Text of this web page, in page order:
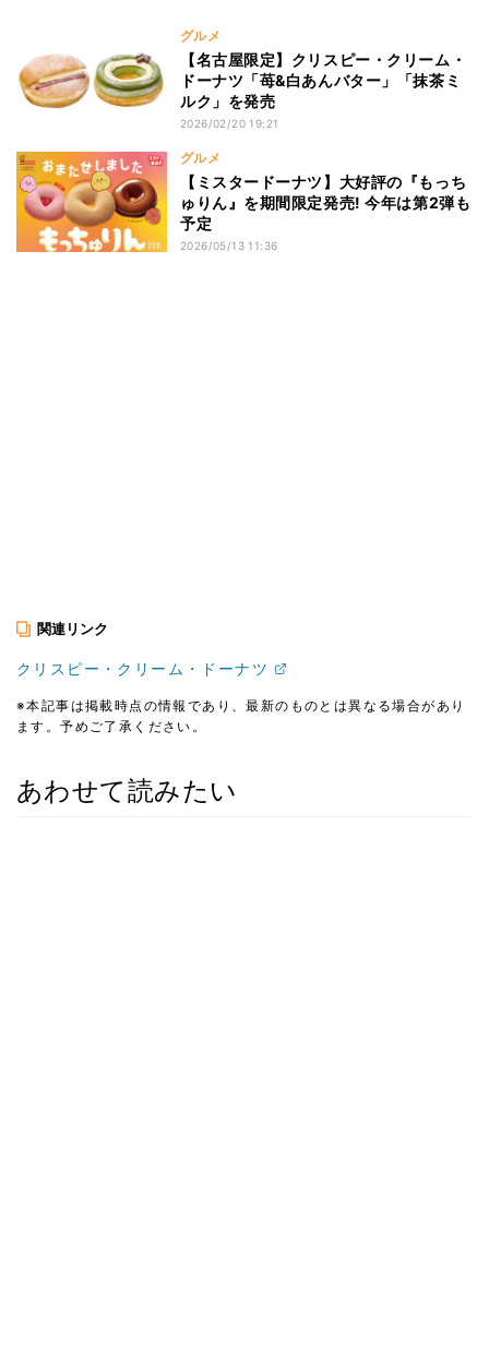
グルメ
【名古屋限定】クリスピー・クリーム・
ドーナツ「苺&白あんバター」「抹茶ミ
ルク」を発売
2026/02/20 19:21
グルメ
【ミスタードーナツ】大好評の『もっち
ゅりん』を期間限定発売! 今年は第2弾も
予定
2026/05/13 11:36
関連リンク
クリスピー・クリーム・ドーナツ
※本記事は掲載時点の情報であり、最新のものとは異なる場合があり
ます。予めご了承ください。
あわせて読みたい